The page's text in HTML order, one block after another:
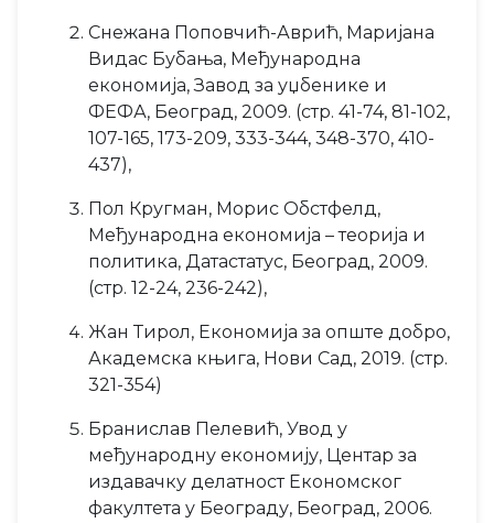
Снежана Поповчић-Аврић, Маријана
Видас Бубања, Међународна
економија, Завод за уџбенике и
ФЕФА, Београд, 2009. (стр. 41-74, 81-102,
107-165, 173-209, 333-344, 348-370, 410-
437),
Пол Кругман, Морис Обстфелд,
Међународна економија – теорија и
политика, Датастатус, Београд, 2009.
(стр. 12-24, 236-242),
Жан Тирол, Економија за опште добро,
Академска књига, Нови Сад, 2019. (стр.
321-354)
Бранислав Пелевић, Увод у
међународну економију, Центар за
издавачку делатност Економског
факултета у Београду, Београд, 2006.